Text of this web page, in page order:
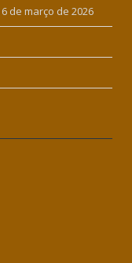
6 de março de 2026